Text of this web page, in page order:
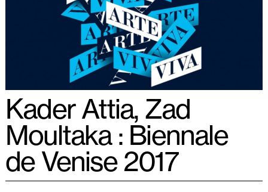
Kader Attia, Zad
Moultaka : Biennale
de Venise 2017